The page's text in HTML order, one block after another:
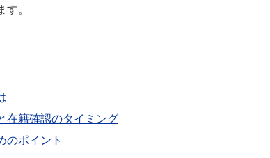
。
在籍確認のタイミング
のポイント